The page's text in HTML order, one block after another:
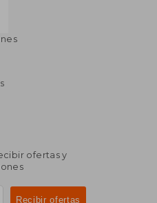
ofertas y